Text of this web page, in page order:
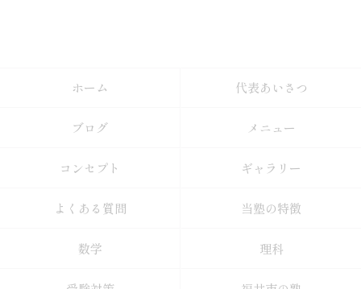
ホーム 代表あいさつ
ブログ メニュー
コンセプト ギャラリー
よくある質問 当塾の特徴
数学 理科